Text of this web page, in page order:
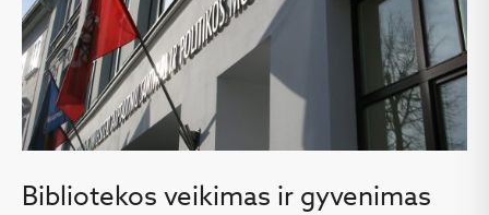
Bibliotekos veikimas ir gyvenimas